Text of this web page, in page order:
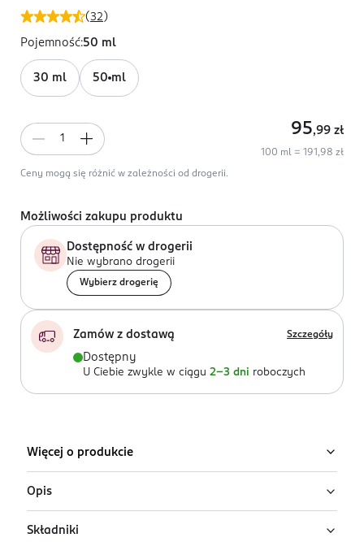
(32 )
Pojemność:50 ml
30 ml 50 ml
95,99 zł
100 ml = 191,98 zł
Ceny mogą się różnić w zależności od drogerii.
Możliwości zakupu produktu
Dostępność w drogerii
Nie wybrano drogerii
Wybierz drogerię
Zamów z dostawą Szczegóły
Dostępny
U Ciebie zwykle w ciągu 2-3 dni roboczych
Więcej o produkcie
Opis
Świadomie napawaj się każdą chwilą i kreuj
Składniki